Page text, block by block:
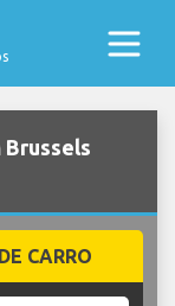
Brussels
CARRO